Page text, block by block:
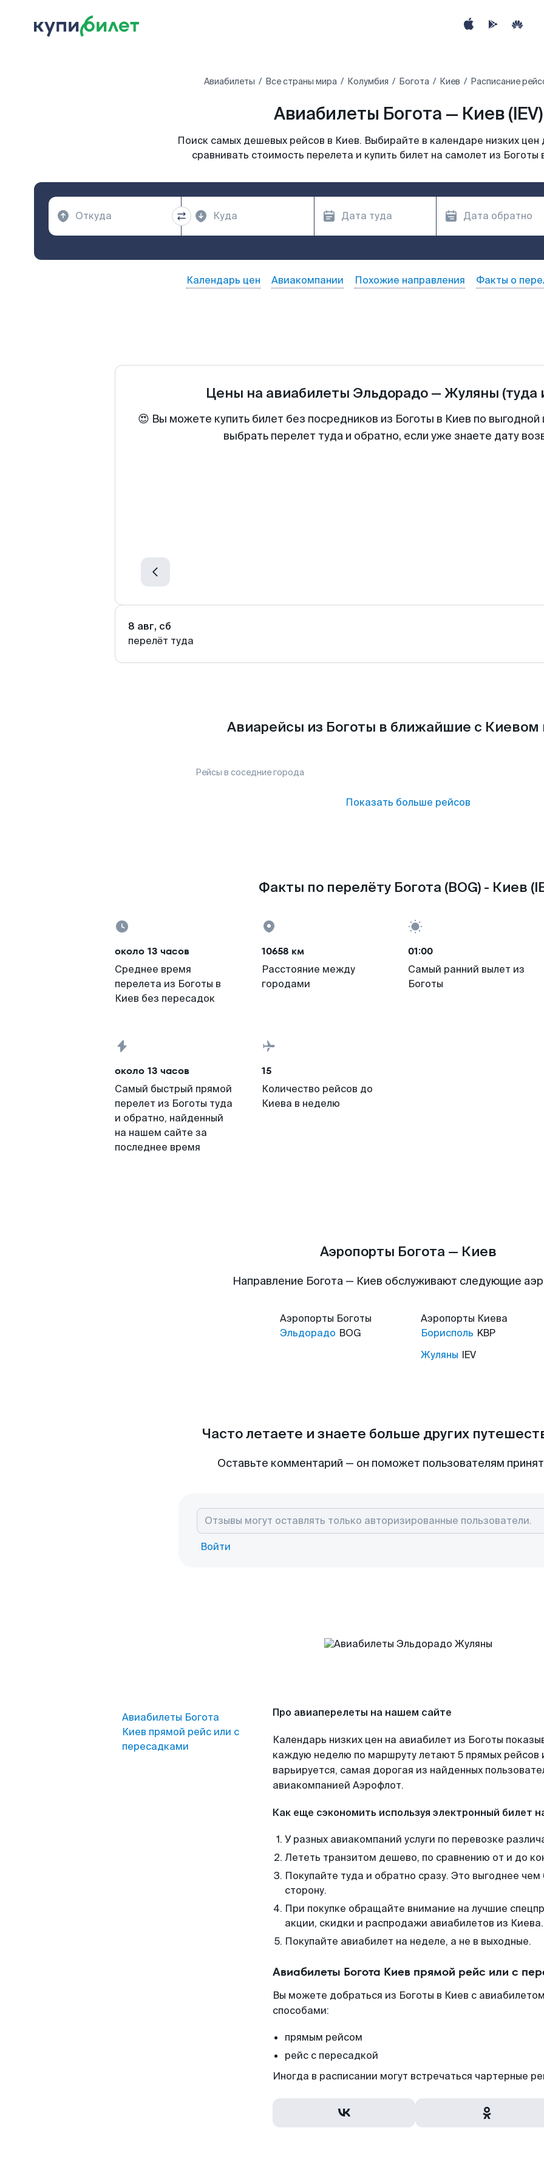
Авиабилеты Все страны мира Колумбия Богота Киев Расписание
Авиабилеты Богота — Киев (IEV)
Поиск самых дешевых рейсов в Киев. Выбирайте в календаре низких цен
сравнивать стоимость перелета и купить билет на самолет из Боготы
Календарь цен Авиакомпании Похожие направления Факты о
Цены на авиабилеты Эльдорадо— Жуляны (туда
😍 Вы можете купить билет без посредников из Боготы в Киев по
выбрать перелет туда и обратно, если уже знаете дату
8 авг, сб
перелёт туда
Авиарейсы из Боготы в ближайшие с Киевом
Рейсы в соседние города
Показать больше рейсов
Факты по перелёту Богота (BOG) - Киев
около 13 часов
Среднее время
перелета из Боготы в
Киев без пересадок
10658 км
Расстояние между
городами
01:00
Самый ранний вылет из
Боготы
около 13 часов
Самый быстрый прямой
перелет из Боготы туда
и обратно, найденный
на нашем сайте за
последнее время
15
Количество рейсов до
Киева в неделю
Аэропорты Богота — Киев
Направление Богота — Киев обслуживают следующие
Аэропорты Боготы
Эльдорадо BOG
Аэропорты Киева
Борисполь KBP
Жуляны IEV
Часто летаете и знаете больше других
Оставьте комментарий — он поможет пользователям
Войти
Авиабилеты Богота
Киев прямой рейс или с
пересадками
Про авиаперелеты на нашем сайте
Календарь низких цен на авиабилет из Боготы
каждую неделю по маршруту летают 5 прямых рейсов
варьируется, самая дорогая из найденных
авиакомпанией Аэрофлот.
Как еще сэкономить используя электронный билет
У разных авиакомпаний услуги по перевозке
Лететь транзитом дешево, по сравнению от и до
Покупайте туда и обратно сразу. Это выгоднее
сторону.
При покупке обращайте внимание на лучшие
акции, скидки и распродажи авиабилетов из Киева.
Покупайте авиабилет на неделе, а не в выходные.
Авиабилеты Богота Киев прямой рейс или с
Вы можете добраться из Боготы в Киев с
способами:
прямым рейсом
рейс с пересадкой
Иногда в расписании могут встречаться чартерные